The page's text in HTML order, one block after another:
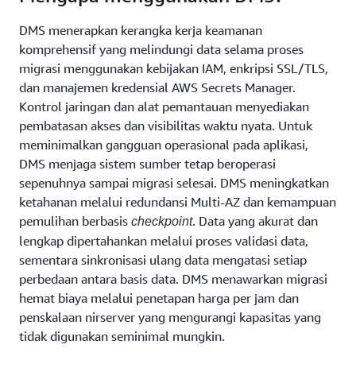
DMS menerapkan kerangka kerja keamanan
komprehensif yang melindungi data selama proses
migrasi menggunakan kebijakan IAM, enkripsi SSL/TLS,
dan manajemen kredensial AWS Secrets Manager.
Kontrol jaringan dan alat pemantauan menyediakan
pembatasan akses dan visibilitas waktu nyata. Untuk
meminimalkan gangguan operasional pada aplikasi,
DMS menjaga sistem sumber tetap beroperasi
sepenuhnya sampai migrasi selesai. DMS meningkatkan
ketahanan melalui redundansi Multi-AZ dan kemampuan
pemulihan berbasis checkpoint. Data yang akurat dan
lengkap dipertahankan melalui proses validasi data,
sementara sinkronisasi ulang data mengatasi setiap
perbedaan antara basis data. DMS menawarkan migrasi
hemat biaya melalui penetapan harga per jam dan
penskalaan nirserver yang mengurangi kapasitas yang
tidak digunakan seminimal mungkin.